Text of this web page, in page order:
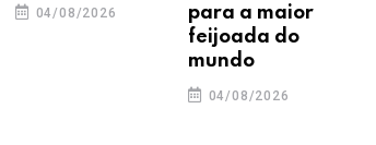
04/08/2026
para a maior
feijoada do
mundo
04/08/2026